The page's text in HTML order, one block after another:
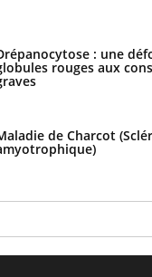
: une
rouges aux
de Charcot